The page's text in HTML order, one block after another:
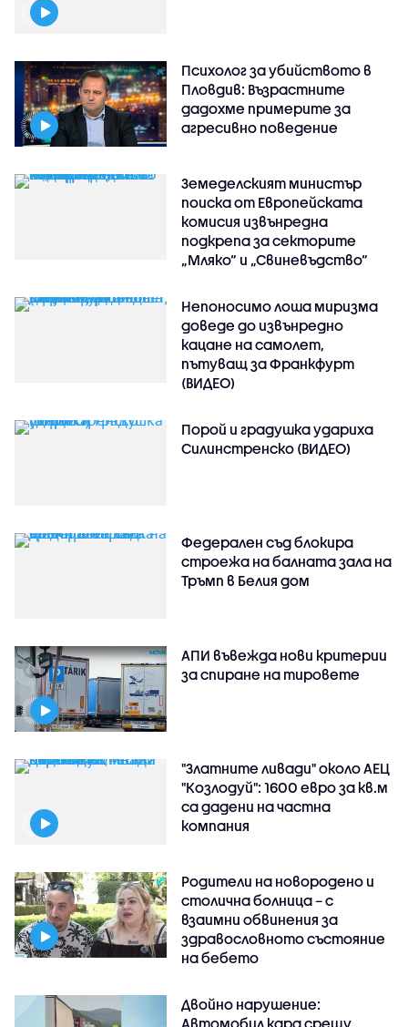
Психолог за убийството в
Пловдив: Възрастните
дадохме примерите за
агресивно поведение
Земеделският министър
поиска от Европейската
комисия извънредна
подкрепа за секторите
„Мляко“ и „Свиневъдство“
Непоносимо лоша миризма
доведе до извънредно
кацане на самолет,
пътуващ за Франкфурт
(ВИДЕО)
Порой и градушка удариха
Силинстренско (ВИДЕО)
Федерален съд блокира
строежа на балната зала на
Тръмп в Белия дом
АПИ въвежда нови критерии
за спиране на тировете
"Златните ливади" около АЕЦ
"Козлодуй": 1600 евро за кв.м
са дадени на частна
компания
Родители на новородено и
столична болница – с
взаимни обвинения за
здравословното състояние
на бебето
Двойно нарушение:
Автомобил кара срещу